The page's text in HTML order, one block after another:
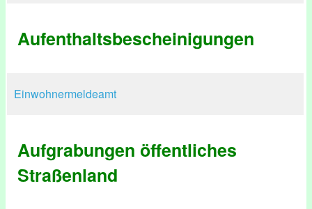
Aufenthaltsbescheinigungen
Einwohnermeldeamt
Aufgrabungen öffentliches
Straßenland